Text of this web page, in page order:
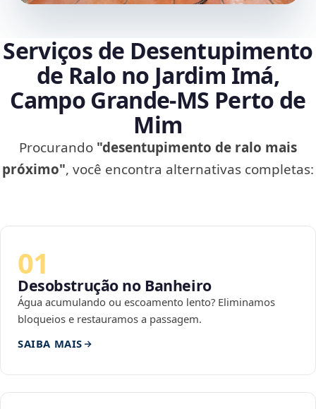
Serviços de Desentupimento
de Ralo no Jardim Imá,
Campo Grande‑MS Perto de
Mim
Procurando "desentupimento de ralo mais
próximo", você encontra alternativas completas:
01
Desobstrução no Banheiro
Água acumulando ou escoamento lento? Eliminamos
bloqueios e restauramos a passagem.
SAIBA MAIS